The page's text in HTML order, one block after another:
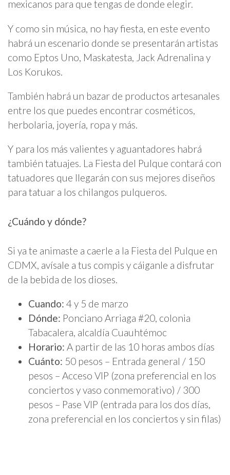
mexicanos para que tengas de donde elegir.
Y como sin música, no hay fiesta, en este evento
habrá un escenario donde se presentarán artistas
como Eptos Uno, Maskatesta, Jack Adrenalina y
Los Korukos.
También habrá un bazar de productos artesanales
entre los que puedes encontrar cosméticos,
herbolaria, joyería, ropa y más.
Y para los más valientes y aguantadores habrá
también tatuajes. La Fiesta del Pulque contará con
tatuadores que llegarán con sus mejores diseños
para tatuar a los chilangos pulqueros.
¿Cuándo y dónde?
Si ya te animaste a caerle a la Fiesta del Pulque en
CDMX, avísale a tus compis y cáiganle a disfrutar
de la bebida de los dioses.
Cuando: 4 y 5 de marzo
Dónde: Ponciano Arriaga #20, colonia
Tabacalera, alcaldía Cuauhtémoc
Horario: A partir de las 10 horas ambos días
Cuánto: 50 pesos – Entrada general / 150
pesos – Acceso VIP (zona preferencial en los
conciertos y vaso conmemorativo) / 300
pesos – Pase VIP (entrada para los dos días,
zona preferencial en los conciertos y sin filas)